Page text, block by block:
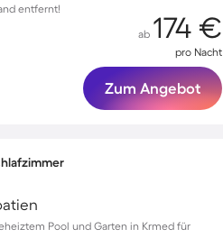
entfernt!
ab 174 €
pro Nacht
Zum Angebot
Pool und Garten in Krmed für